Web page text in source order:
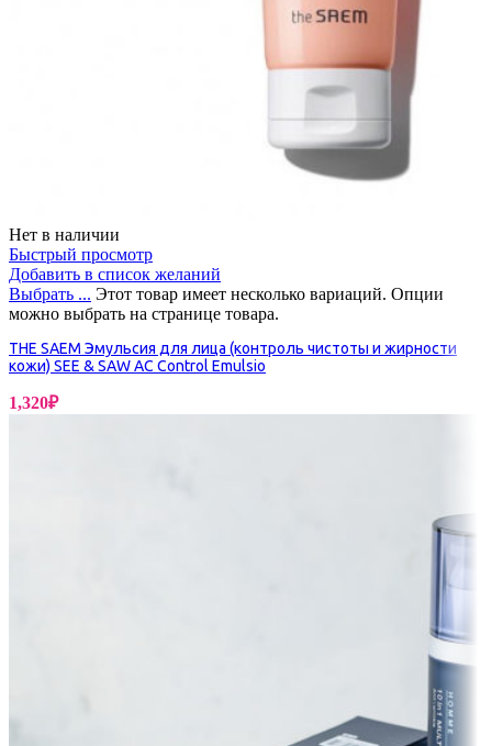
Нет в наличии
Быстрый просмотр
Добавить в список желаний
Выбрать ... Этот товар имеет несколько вариаций. Опции
можно выбрать на странице товара.
THE SAEM Эмульсия для лица (контроль чистоты и жирности
кожи) SEE & SAW AC Control Emulsio
1,320₽